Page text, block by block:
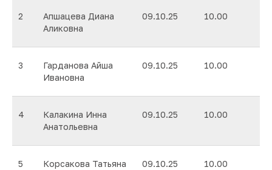
2
Апшацева Диана
Аликовна
09.10.25 10.00
3
Гарданова Айша
Ивановна
09.10.25 10.00
4
Калакина Инна
Анатольевна
09.10.25 10.00
5
Корсакова Татьяна
09.10.25 10.00